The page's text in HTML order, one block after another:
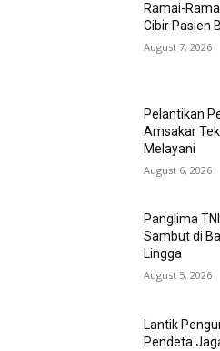
Ramai-
Cibir Pasien
August 7, 2026
Pelantikan
Amsakar
Melayani
August 6, 2026
Panglima
Sambut di
Lingga
August 5, 2026
Lantik
Pendeta